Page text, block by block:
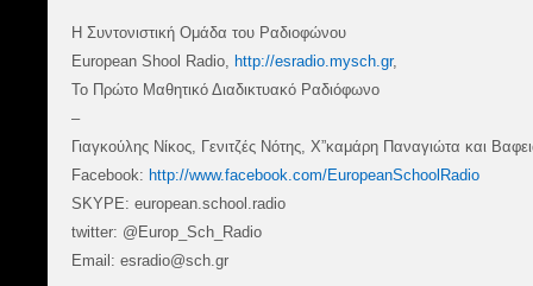
Η Συντονιστική Ομάδα του Ραδιοφώνου
European Shool Radio, http://esradio.mysch.gr,
Το Πρώτο Μαθητικό Διαδικτυακό Ραδιόφωνο
–
Γιαγκούλης Νίκος, Γενιτζές Νότης, Χ”καμάρη Παναγιώτα και
Facebook: http://www.facebook.com/EuropeanSchoolRadio
SKYPE: european.school.radio
twitter: @Europ_Sch_Radio
Email: esradio@sch.gr